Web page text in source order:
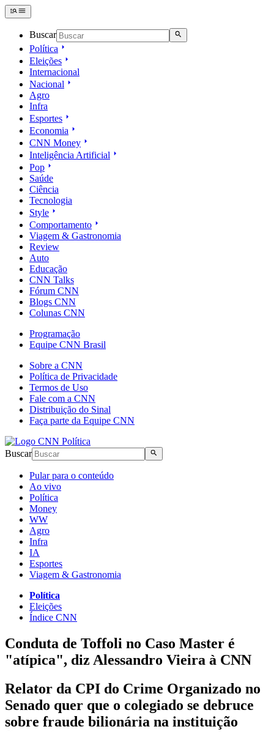
Buscar
Política
Eleições
Internacional
Nacional
Agro
Infra
Esportes
Economia
CNN Money
Inteligência Artificial
Pop
Saúde
Ciência
Tecnologia
Style
Comportamento
Viagem & Gastronomia
Review
Auto
Educação
CNN Talks
Fórum CNN
Blogs CNN
Colunas CNN
Programação
Equipe CNN Brasil
Sobre a CNN
Política de Privacidade
Termos de Uso
Fale com a CNN
Distribuição do Sinal
Faça parte da Equipe CNN
Buscar
Pular para o conteúdo
Ao vivo
Política
Money
WW
Agro
Infra
IA
Esportes
Viagem & Gastronomia
Política
Eleições
Índice CNN
Conduta de Toffoli no Caso Master é
"atípica", diz Alessandro Vieira à CNN
Relator da CPI do Crime Organizado no
Senado quer que o colegiado se debruce
sobre fraude bilionária na instituição